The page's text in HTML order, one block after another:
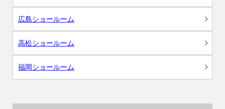
広島ショールーム
高松ショールーム
福岡ショールーム